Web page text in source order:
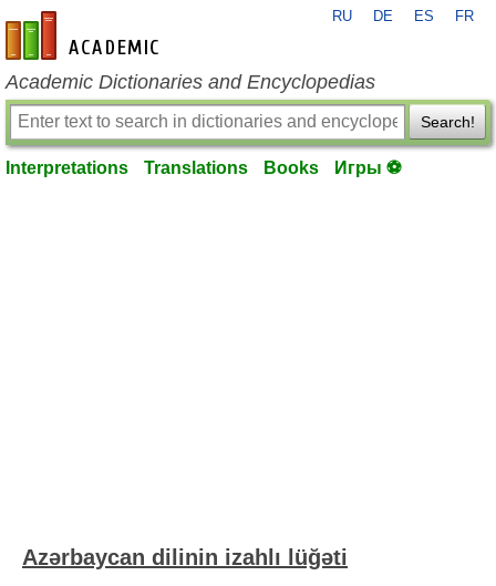
en-academic.com
RU DE ES FR
Academic Dictionaries and Encyclopedias
Search!
Interpretations Translations Books Игры ⚽
Azərbaycan dilinin izahlı lüğəti